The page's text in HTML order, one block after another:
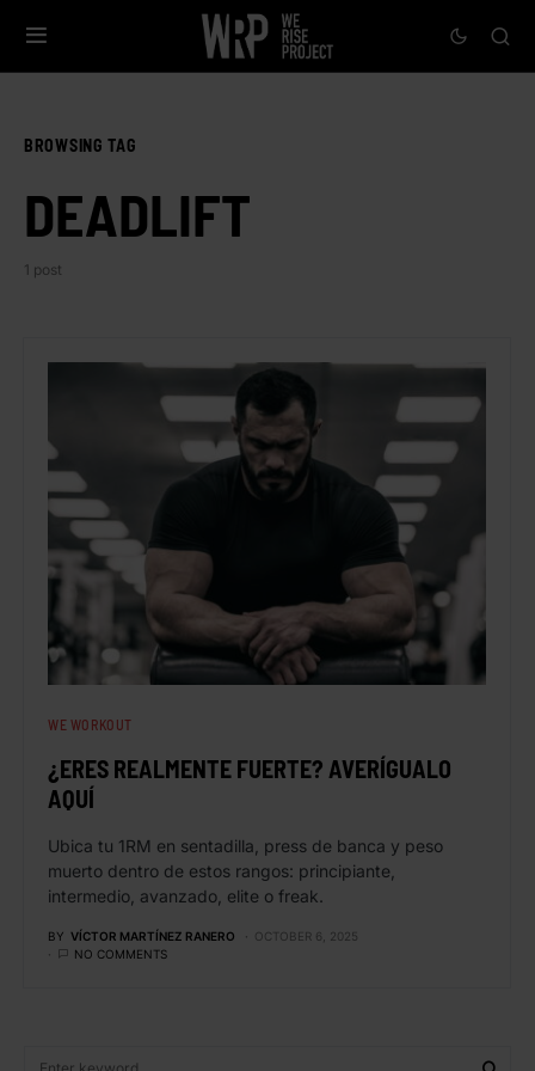
BROWSING TAG
DEADLIFT
1 post
WE WORKOUT
¿ERES REALMENTE FUERTE? AVERÍGUALO
AQUÍ
Ubica tu 1RM en sentadilla, press de banca y peso
muerto dentro de estos rangos: principiante,
intermedio, avanzado, elite o freak.
BY VÍCTOR MARTÍNEZ RANERO
OCTOBER 6, 2025
NO COMMENTS